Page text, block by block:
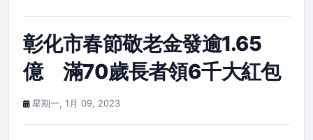
彰化市春節敬老金發逾1.65
億 滿70歲長者領6千大紅包
星期一, 1月 09, 2023